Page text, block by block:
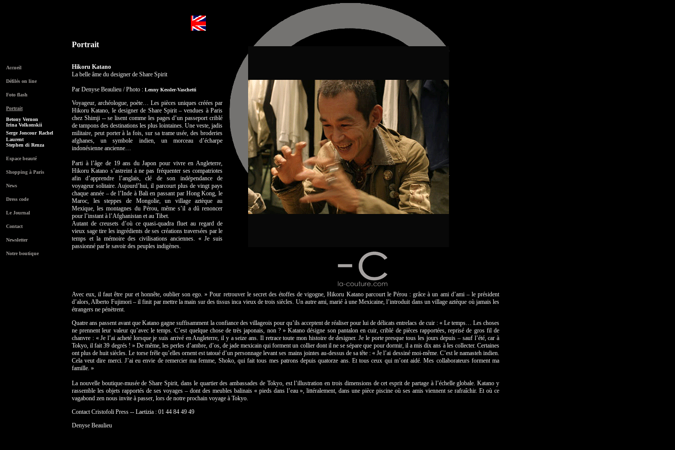
Accueil
Défilés on line
Foto flash
Portrait
Betony Vernon
Irina Volkonskii
Serge Joncour Rachel
Laurent
Stephen di Renza
Espace beauté
Shopping à Paris
News
Dress code
Le Journal
Contact
Newsletter
Notre boutique
Portrait
Hikoru Katano
La belle âme du designer de Share Spirit
Par Denyse Beaulieu / Photo : Lenny Kessler-Vaschetti
Voyageur, archéologue, poète… Les pièces uniques créées par
Hikoru Katano, le designer de Share Spirit – vendues à Paris
chez Shimji -- se lisent comme les pages d’un passeport criblé
de tampons des destinations les plus lointaines. Une veste, jadis
militaire, peut porter à la fois, sur sa trame usée, des broderies
afghanes, un symbole indien, un morceau d’écharpe
indonésienne ancienne…
Parti à l’âge de 19 ans du Japon pour vivre en Angleterre,
Hikoru Katano s’astreint à ne pas fréquenter ses compatriotes
afin d’apprendre l’anglais, clé de son indépendance de
voyageur solitaire. Aujourd’hui, il parcourt plus de vingt pays
chaque année – de l’Inde à Bali en passant par Hong Kong, le
Maroc, les steppes de Mongolie, un village aztèque au
Mexique, les montagnes du Pérou, même s’il a dû renoncer
pour l’instant à l’Afghanistan et au Tibet.
Autant de creusets d’où ce quasi-quadra fluet au regard de
vieux sage tire les ingrédients de ses créations traversées par le
temps et la mémoire des civilisations anciennes. « Je suis
passionné par le savoir des peuples indigènes.
Avec eux, il faut être pur et honnête, oublier son ego. » Pour retrouver le secret des étoffes de vigogne, Hikoru Katano parcourt le Pérou : grâce à un ami d’ami – le président
d’alors, Alberto Fujimori – il finit par mettre la main sur des tissus inca vieux de trois siècles. Un autre ami, marié à une Mexicaine, l’introduit dans un village aztèque où jamais les
étrangers ne pénètrent.
Quatre ans passent avant que Katano gagne suffisamment la confiance des villageois pour qu’ils acceptent de réaliser pour lui de délicats entrelacs de cuir : « Le temps… Les choses
ne prennent leur valeur qu’avec le temps. C’est quelque chose de très japonais, non ? » Katano désigne son pantalon en cuir, criblé de pièces rapportées, reprisé de gros fil de
chanvre : « Je l’ai acheté lorsque je suis arrivé en Angleterre, il y a seize ans. Il retrace toute mon histoire de designer. Je le porte presque tous les jours depuis – sauf l’été, car à
Tokyo, il fait 39 degrés ! » De même, les perles d’ambre, d’os, de jade mexicain qui forment un collier dont il ne se sépare que pour dormir, il a mis dix ans à les collecter. Certaines
ont plus de huit siècles. Le torse frêle qu’elles ornent est tatoué d’un personnage levant ses mains jointes au-dessus de sa tête : « Je l’ai dessiné moi-même. C’est le namasteh indien.
Cela veut dire merci. J’ai eu envie de remercier ma femme, Shoko, qui fait tous mes patrons depuis quatorze ans. Et tous ceux qui m’ont aidé. Mes collaborateurs forment ma
famille. »
La nouvelle boutique-musée de Share Spirit, dans le quartier des ambassades de Tokyo, est l’illustration en trois dimensions de cet esprit de partage à l’échelle globale. Katano y
rassemble les objets rapportés de ses voyages – dont des meubles balinais « pieds dans l’eau », littéralement, dans une pièce piscine où ses amis viennent se rafraîchir. Et où ce
vagabond zen nous invite à passer, lors de notre prochain voyage à Tokyo.
Contact Cristofoli Press -- Laetizia : 01 44 84 49 49
Denyse Beaulieu